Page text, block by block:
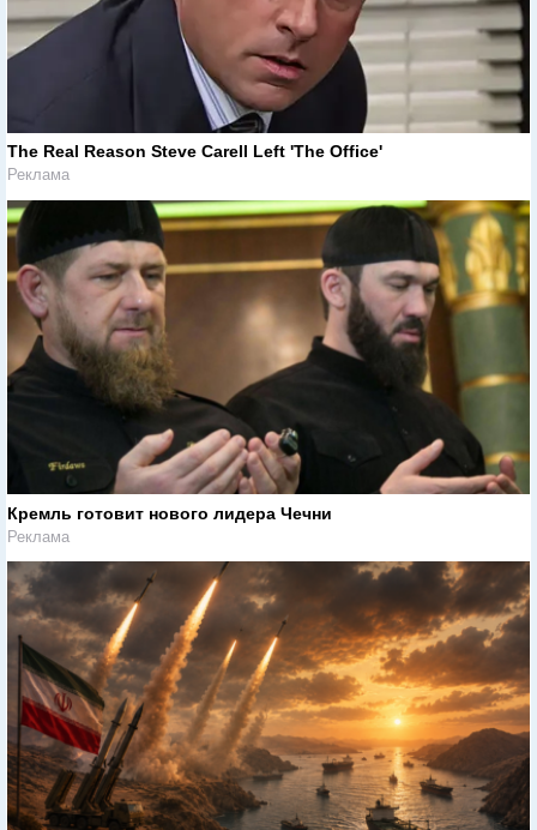
The Real Reason Steve Carell Left 'The Office'
Реклама
Кремль готовит нового лидера Чечни
Реклама